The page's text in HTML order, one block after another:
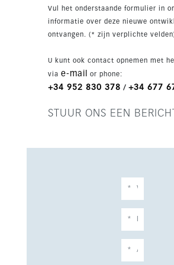
Vul het onderstaande formulier in
informatie over deze nieuwe
ontvangen. (* zijn verplichte
U kunt ook contact opnemen met
via e-mail or phone:
+34 952 830 378 / +34 677
STUUR ONS EEN